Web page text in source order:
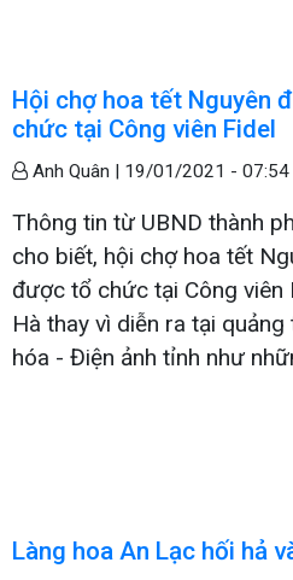
Hội chợ hoa tết Nguyên
chức tại Công viên Fidel
Anh Quân | 19/01/2021 - 07:54
Thông tin từ UBND thành
cho biết, hội chợ hoa tết
được tổ chức tại Công viên
Hà thay vì diễn ra tại
hóa - Điện ảnh tỉnh như
Làng hoa An Lạc hối hả